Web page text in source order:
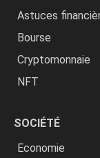
Astuces
Bourse
Cryptomonnaie
NFT
SOCIÉTÉ
Economie